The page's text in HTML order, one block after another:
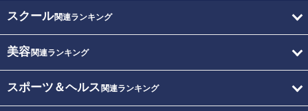
スクール関連ランキング
美容関連ランキング
スポーツ＆ヘルス 関連ランキング